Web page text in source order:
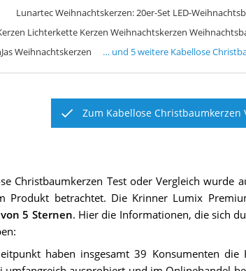
Lunartec Weihnachtskerzen: 20er-Set LED-
Lichterkette Kerzen Weihnachtskerzen
Weihnachtskerzen … und 5weitere Kabellose
Zum Kabellose Christbaumkerzen
Christbaumkerzen Test oder Vergleich wurde
Produkt betrachtet. Die Krinner Lumix
von 5 Sternen. Hier die Informationen, die sich
haben insgesamt 39 Konsumenten die